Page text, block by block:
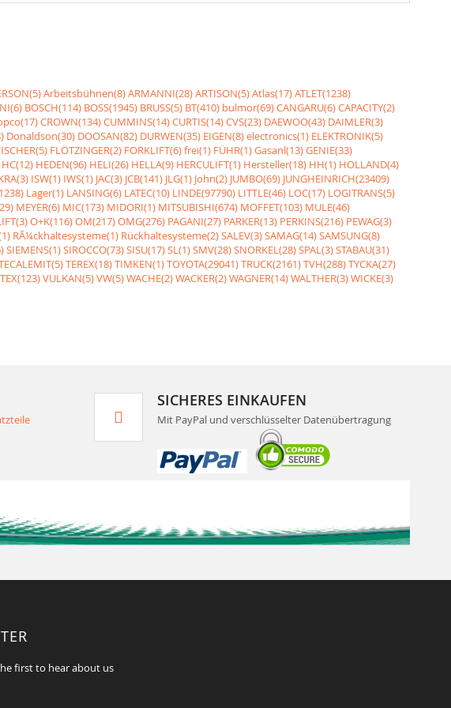
Arbeitsbühnen(8)ARMANNI(28)ARTISON(5)Atlas(17)ATLET(1238)
BOSCH(114) BOSS(1945) BRUSS(5) BT(410) bulmor(69)CANGARU(6)CAPACITY(2)
CROWN(134)CUMMINS(14)CURTIS(14)CVS(23) DAEWOO(43) DAIMLER(3)
Donaldson(30) DOOSAN(82) DURWEN(35) EIGEN(8)electronics(1) ELEKTRONIK(5)
FLÖTZINGER(2) FORKLIFT(6)frei(1) FÜHR(1)Gasanl(13)GENIE(33)
HC(12) HEDEN(96) HELI(26) HELLA(9) HERCULIFT(1) Hersteller(18) HH(1) HOLLAND(4)
ISW(1) IWS(1) JAC(3) JCB(141) JLG(1) John(2) JUMBO(69) JUNGHEINRICH(23409)
Lager(1) LANSING(6) LATEC(10) LINDE(97790) LITTLE(46) LOC(17) LOGITRANS(5)
MEYER(6) MIC(173) MIDORI(1) MITSUBISHI(674) MOFFET(103) MULE(46)
O+K(116)OM(217)OMG(276) PAGANI(27) PARKER(13) PERKINS(216) PEWAG(3)
RÃ¼ckhaltesysteme(1) Rückhaltesysteme(2)SALEV(3)SAMAG(14)SAMSUNG(8)
SIEMENS(1)SIROCCO(73)SISU(17)SL(1)SMV(28)SNORKEL(28)SPAL(3)STABAU(31)
TEREX(18)TIMKEN(1)TOYOTA(29041)TRUCK(2161)TVH(288)TYCKA(27)
VULKAN(5)VW(5)WACHE(2)WACKER(2)WAGNER(14)WALTHER(3)WICKE(3)
SICHERES EINKAUFEN
Mit PayPal und verschlüsselter Datenübertragung
first to hear about us